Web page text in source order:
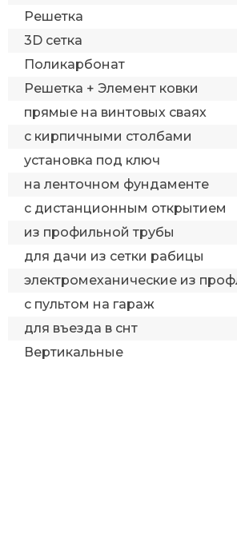
Решетка
3D сетка
Поликарбонат
Решетка + Элемент ковки
прямые на винтовых сваях
с кирпичными столбами
установка под ключ
на ленточном фундаменте
с дистанционным открытием
из профильной трубы
для дачи из сетки рабицы
электромеханические из
с пультом на гараж
для въезда в снт
Вертикальные